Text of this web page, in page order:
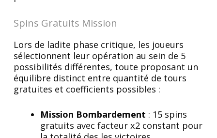
Spins Gratuits Mission
Lors de ladite phase critique, les joueurs
sélectionnent leur opération au sein de 5
possibilités différentes, toute proposant un
équilibre distinct entre quantité de tours
gratuites et coefficients possibles :
Mission Bombardement : 15 spins
gratuits avec facteur x2 constant pour